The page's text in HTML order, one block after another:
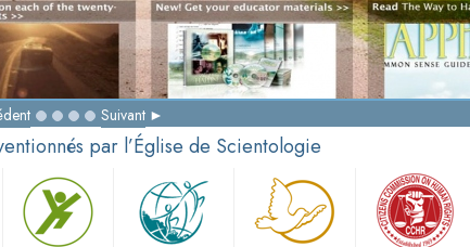
Suivant
par l’Église de Scientologie